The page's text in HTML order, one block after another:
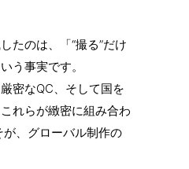
たのは、「“撮る”だけ
う事実です。
密なQC、そして国を
れらが緻密に組み合わ
、グローバル制作の